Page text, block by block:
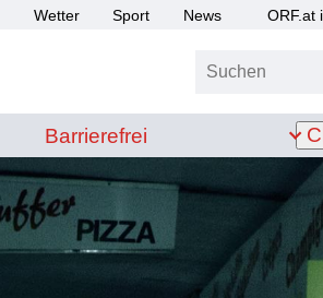
Wetter Sport News ORF.at
Barrierefrei
Barrierefrei